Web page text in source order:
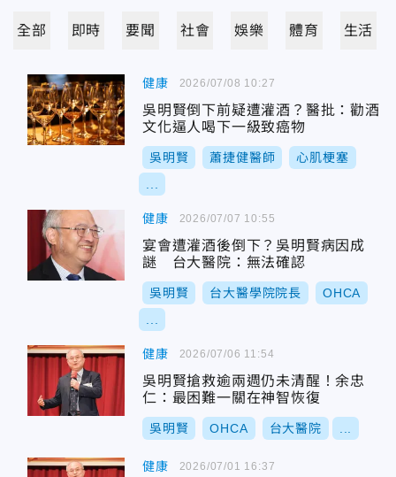
全部 即時 要聞 社會 娛樂 體育 生活
健康
吳明賢倒下前疑遭灌酒？醫批：勸酒
文化逼人喝下一級致癌物
吳明賢 蕭捷健醫師 心肌梗塞
2026/07/08 10:27
健康
宴會遭灌酒後倒下？吳明賢病因成
謎 台大醫院：無法確認
吳明賢 台大醫學院院長 OHCA
2026/07/07 10:55
健康
吳明賢搶救逾兩週仍未清醒！余忠
仁：最困難一關在神智恢復
吳明賢 OHCA 台大醫院
2026/07/06 11:54
健康 2026/07/01 16:37